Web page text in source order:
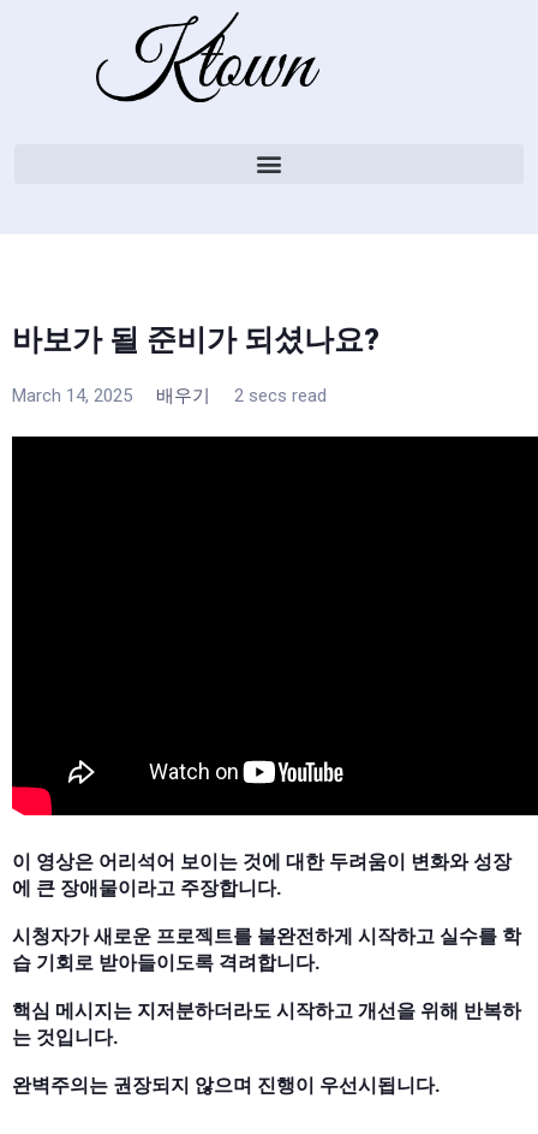
바보가 될 준비가 되셨나요?
March 14, 2025 배우기 2 secs read
이 영상은 어리석어 보이는 것에 대한 두려움이 변화와 성장
에 큰 장애물이라고 주장합니다.
시청자가 새로운 프로젝트를 불완전하게 시작하고 실수를 학
습 기회로 받아들이도록 격려합니다.
핵심 메시지는 지저분하더라도 시작하고 개선을 위해 반복하
는 것입니다.
완벽주의는 권장되지 않으며 진행이 우선시됩니다.